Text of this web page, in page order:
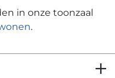
in onze toonzaal
.